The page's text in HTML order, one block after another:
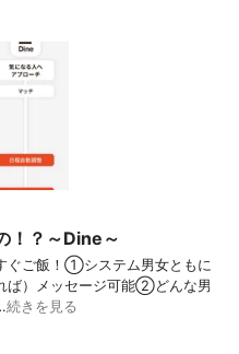
！？～Dine～
ぐご飯！①システム男女ともに
ば）メッセージ可能②どんな男
続きを見る